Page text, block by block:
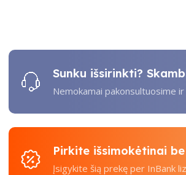
Sunku išsirinkti?
Nemokamai pakonsultuosime
Pirkite išsimokėtinai
Įsigykite šią prekę per InBank